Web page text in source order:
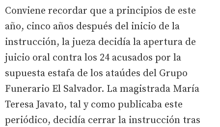
Conviene recordar que a principios de este
año, cinco años después del inicio de la
instrucción, la jueza decidía la apertura de
juicio oral contra los 24 acusados por la
supuesta estafa de los ataúdes del Grupo
Funerario El Salvador. La magistrada María
Teresa Javato, tal y como publicaba este
periódico, decidía cerrar la instrucción tras